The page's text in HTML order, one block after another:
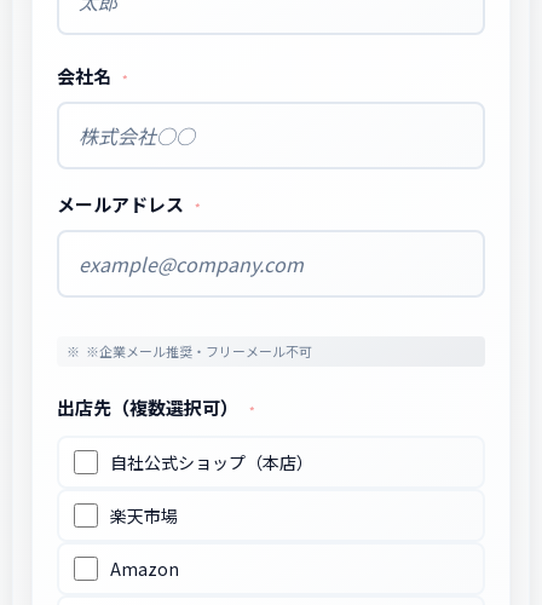
会社名
メールアドレス
※企業メール推奨・フリーメール不可
出店先（複数選択可）
自社公式ショップ（本店）
楽天市場
Amazon